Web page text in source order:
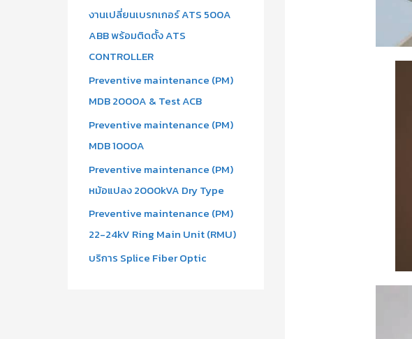
งานเปลี่ยนเบรกเกอร์ ATS 500A
ABB พร้อมติดตั้ง ATS
CONTROLLER
Preventive maintenance (PM)
MDB 2000A & Test ACB
Preventive maintenance (PM)
MDB 1000A
Preventive maintenance (PM)
หม้อแปลง 2000kVA Dry Type
Preventive maintenance (PM)
22-24kV Ring Main Unit (RMU)
บริการ Splice Fiber Optic